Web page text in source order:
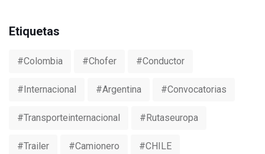
Etiquetas
#colombia #chofer #conductor
#internacional #argentina #convocatorias
#transporteinternacional #rutaseuropa
#trailer #camionero #CHILE